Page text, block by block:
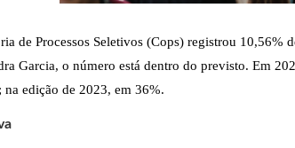
de Processos Seletivos (Cops) registrou 10,56%
Garcia, o número está dentro do previsto. Em
edição de 2023, em 36%.